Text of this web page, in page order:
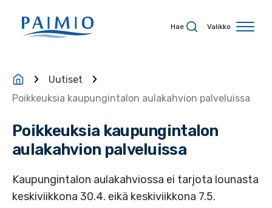
Hae Valikko
Uutiset
Poikkeuksia kaupungintalon aulakahvion palveluissa
Poikkeuksia kaupungintalon
aulakahvion palveluissa
Kaupungintalon aulakahviossa ei tarjota lounasta
keskiviikkona 30.4. eikä keskiviikkona 7.5.